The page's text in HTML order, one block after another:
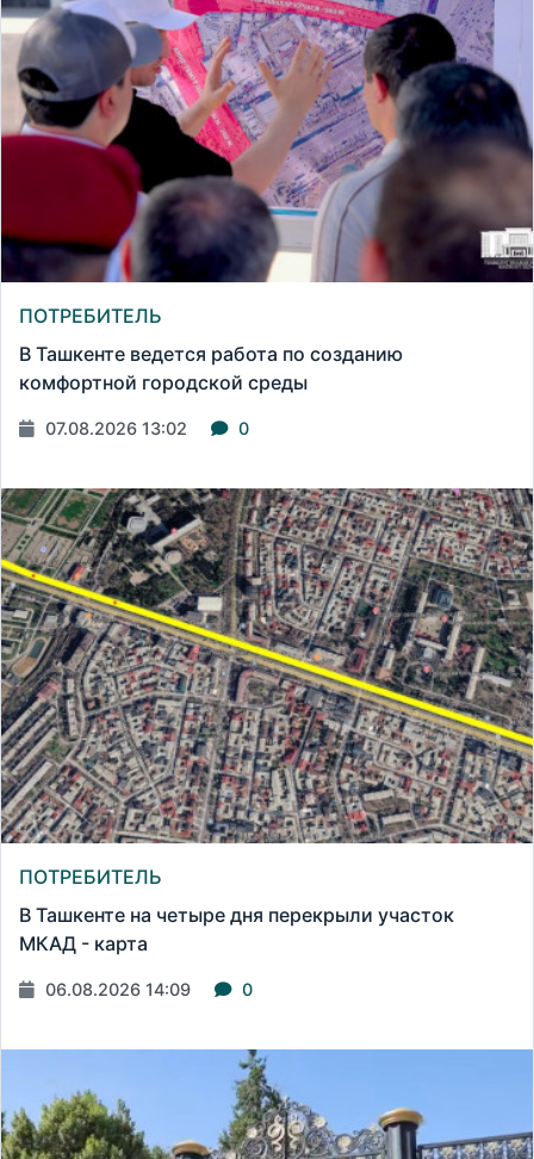
ПОТРЕБИТЕЛЬ
В Ташкенте ведется работа по созданию
комфортной городской среды
07.08.2026 13:02 0
ПОТРЕБИТЕЛЬ
В Ташкенте на четыре дня перекрыли участок
МКАД - карта
06.08.2026 14:09 0